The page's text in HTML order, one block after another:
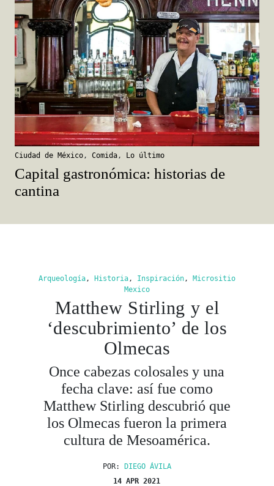
Ciudad de México ,Comida,Lo último
Capital gastronómica: historias de
cantina
Matthew Stirling y el
‘descubrimiento’ de los
Olmecas
Once cabezas colosales y una
fecha clave: así fue como
Matthew Stirling descubrió que
los Olmecas fueron la primera
cultura de Mesoamérica.
POR:
DIEGO ÁVILA